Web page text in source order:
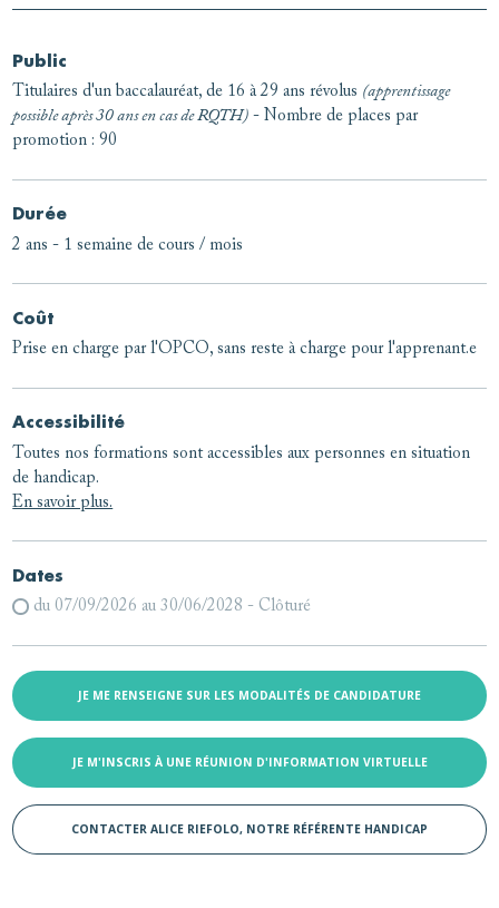
Public
Titulaires d'un baccalauréat, de 16 à 29 ans révolus (apprentissage
possible après 30 ans en cas de RQTH) - Nombre de places par
promotion : 90
Durée
2 ans - 1 semaine de cours / mois
Coût
Prise en charge par l'OPCO, sans reste à charge pour l'apprenant.e
Accessibilité
Toutes nos formations sont accessibles aux personnes en situation
de handicap.
En savoir plus.
Dates
du 07/09/2026 au 30/06/2028 - Clôturé
JE ME RENSEIGNE SUR LES MODALITÉS DE CANDIDATURE
JE M'INSCRIS À UNE RÉUNION D'INFORMATION VIRTUELLE
CONTACTER ALICE RIEFOLO, NOTRE RÉFÉRENTE HANDICAP